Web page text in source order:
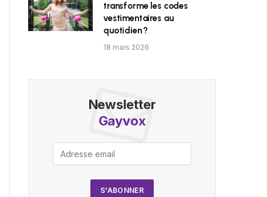
transforme les codes
vestimentaires au
quotidien ?
18 mars 2026
Newsletter
Gayvox